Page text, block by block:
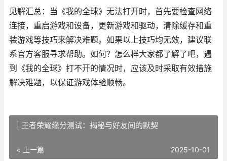
见解汇总：当《我的全球》无法打开时，首先要检查网络
连接，重启游戏和设备，更新游戏和驱动，清除缓存和重
装游戏等技巧来解决难题。如果以上技巧均无效，建议联
系官方客服寻求帮助。如何？怎么样大家都了解了吧，遇
到《我的全球》打不开的情况时，应该及时采取有效措施
解决难题，以保证游戏体验顺畅。
| 王者荣耀缘分测试：揭秘与好友间的默契
« 上一篇 2025-10-01